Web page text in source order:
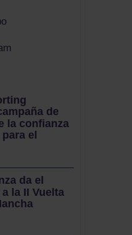
de
la confianza
el
da el
la II Vuelta